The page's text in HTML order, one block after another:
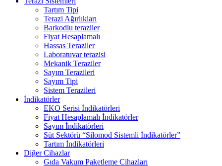
Tartım Tipi
Terazi Ağırlıkları
Barkodlu teraziler
Fiyat Hesaplamalı
Hassas Teraziler
Laboratuvar terazisi
Mekanik Teraziler
Sayım Terazileri
Sayım Tipi
Sistem Terazileri
İndikatörler
EKO Serisi İndikatörleri
Fiyat Hesaplamalı İndikatörler
Sayım İndikatörleri
Süt Sektörü “Silomod Sistemli İndikatörler”
Tartım İndikatörleri
Diğer Cihazlar
Gıda Vakum Paketleme Cihazları